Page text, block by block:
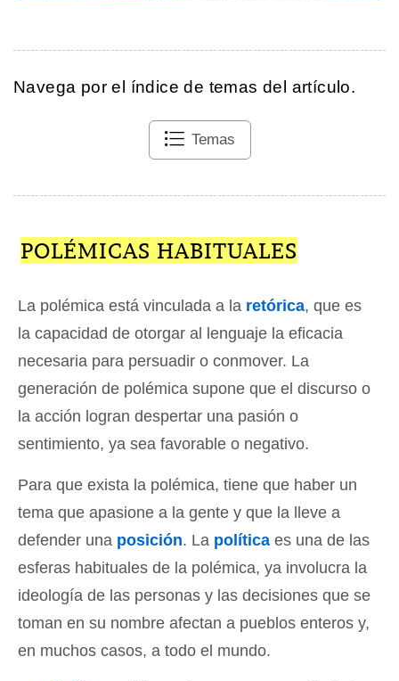
Navega por el índice de temas del artículo.
Temas
POLÉMICAS HABITUALES
La polémica está vinculada a la retórica, que es
la capacidad de otorgar al lenguaje la eficacia
necesaria para persuadir o conmover. La
generación de polémica supone que el discurso o
la acción logran despertar una pasión o
sentimiento, ya sea favorable o negativo.
Para que exista la polémica, tiene que haber un
tema que apasione a la gente y que la lleve a
defender una posición. La política es una de las
esferas habituales de la polémica, ya involucra la
ideología de las personas y las decisiones que se
toman en su nombre afectan a pueblos enteros y,
en muchos casos, a todo el mundo.